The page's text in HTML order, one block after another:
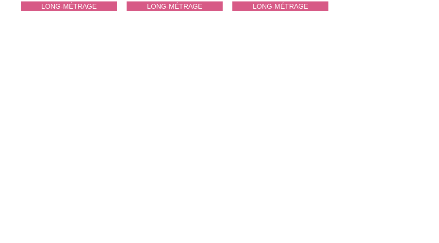
LONG-MÉTRAGE LONG-MÉTRAGE LONG-MÉTRAGE